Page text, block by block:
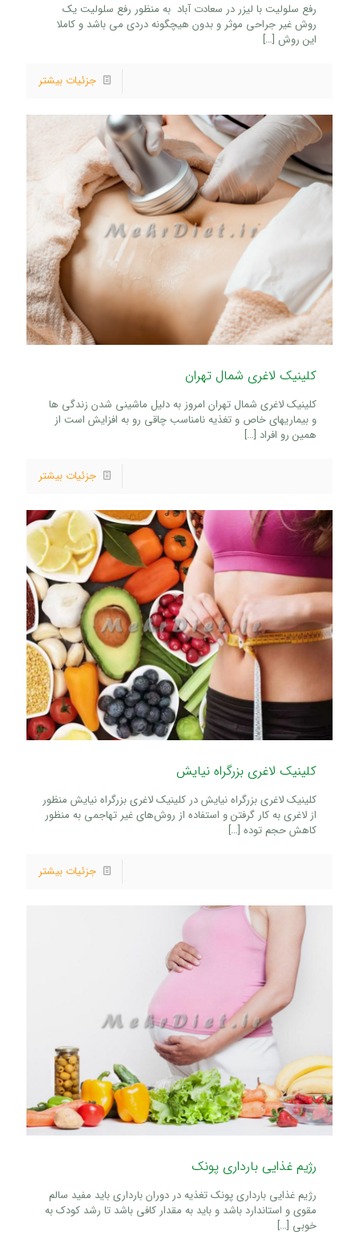
رفع سلولیت با لیزر در سعادت آباد به منظور رفع سلولیت یک
روش غیر جراحی موثر و بدون هیچگونه دردی می باشد و کاملا
این روش […]
جزئیات بیشتر
کلینیک لاغری شمال تهران
کلینیک لاغری شمال تهران امروز به دلیل ماشینی شدن زندگی ها
و بیماریهای خاص و تغذیه نامناسب چاقی رو به افزایش است از
همین رو افراد […]
جزئیات بیشتر
کلینیک لاغری بزرگراه نیایش
کلینیک لاغری بزرگراه نیایش در کلینیک لاغری بزرگراه نیایش منظور
از لاغری به کار گرفتن و استفاده از روش‌های غیر تهاجمی به منظور
کاهش حجم توده […]
جزئیات بیشتر
رژیم غذایی بارداری پونک
رژیم غذایی بارداری پونک تغذیه در دوران بارداری باید مفید سالم
مقوی و استاندارد باشد و باید به مقدار کافی باشد تا رشد کودک به
خوبی […]